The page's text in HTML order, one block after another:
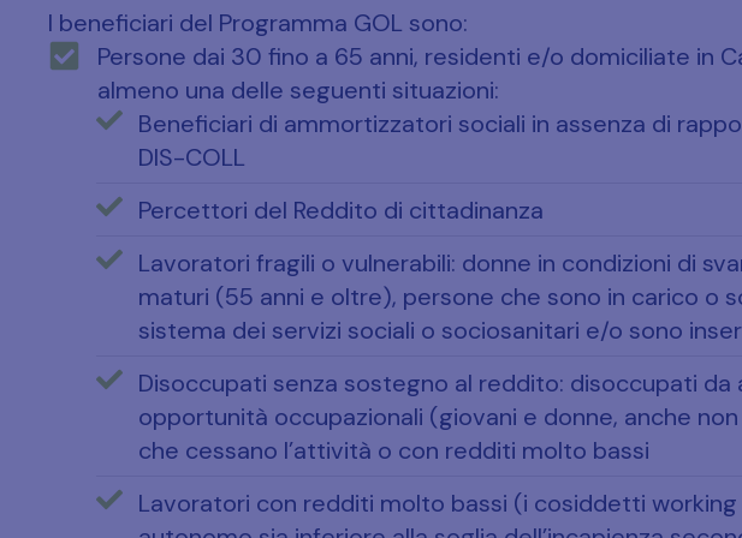
I beneficiari del Programma GOL sono:
Persone dai 30 fino a 65 anni, residenti e/o domiciliate in
almeno una delle seguenti situazioni:
Beneficiari di ammortizzatori sociali in assenza di
DIS-COLL
Percettori del Reddito di cittadinanza
Lavoratori fragili o vulnerabili: donne in condizioni di
maturi (55 anni e oltre), persone che sono in carico o
sistema dei servizi sociali o sociosanitari e/o sono
Disoccupati senza sostegno al reddito: disoccupati
opportunità occupazionali (giovani e donne, anche
che cessano l’attività o con redditi molto bassi
Lavoratori con redditi molto bassi (i cosiddetti